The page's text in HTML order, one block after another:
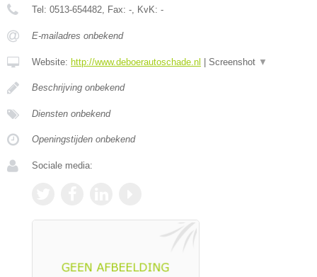
Tel: 0513-654482 , Fax: - , KvK: -
E-mailadres onbekend
Website: http://www.deboerautoschade.nl | Screenshot ▼
Beschrijving onbekend
Diensten onbekend
Openingstijden onbekend
Sociale media: